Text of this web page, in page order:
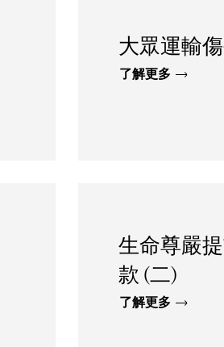
大眾運輸
了解更多
生命尊嚴
款 (二)
了解更多